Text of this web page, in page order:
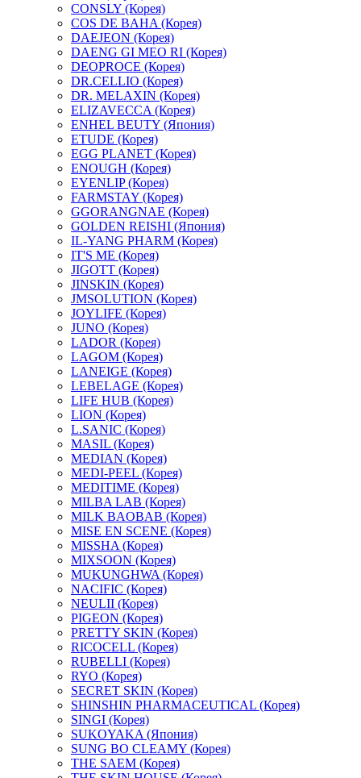
CONSLY (Корея)
COS DE BAHA (Корея)
DAEJEON (Корея)
DAENG GI MEO RI (Корея)
DEOPROCE (Корея)
DR.CELLIO (Корея)
DR. MELAXIN (Корея)
ELIZAVECCA (Корея)
ENHEL BEUTY (Япония)
ETUDE (Корея)
EGG PLANET (Корея)
ENOUGH (Корея)
EYENLIP (Корея)
FARMSTAY (Корея)
GGORANGNAE (Корея)
GOLDEN REISHI (Япония)
IL-YANG PHARM (Корея)
IT'S ME (Корея)
JIGOTT (Корея)
JINSKIN (Корея)
JMSOLUTION (Корея)
JOYLIFE (Корея)
JUNO (Корея)
LADOR (Корея)
LAGOM (Корея)
LANEIGE (Корея)
LEBELAGE (Корея)
LIFE HUB (Корея)
LION (Корея)
L.SANIC (Корея)
MASIL (Корея)
MEDIAN (Корея)
MEDI-PEEL (Корея)
MEDITIME (Корея)
MILBA LAB (Корея)
MILK BAOBAB (Корея)
MISE EN SCENE (Корея)
MISSHA (Корея)
MIXSOON (Корея)
MUKUNGHWA (Корея)
NACIFIC (Корея)
NEULII (Корея)
PIGEON (Корея)
PRETTY SKIN (Корея)
RICOCELL (Корея)
RUBELLI (Корея)
RYO (Корея)
SECRET SKIN (Корея)
SHINSHIN PHARMACEUTICAL (Корея)
SINGI (Корея)
SUKOYAKA (Япония)
SUNG BO CLEAMY (Корея)
THE SAEM (Корея)